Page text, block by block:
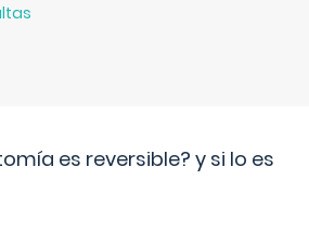
es reversible? y si lo es